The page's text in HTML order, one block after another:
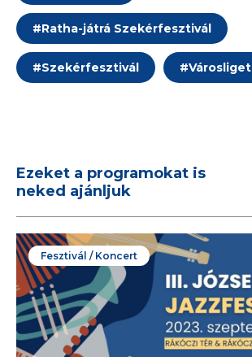
#Ratha-játrá Szekérfesztivál
#Szekérfesztivál #Városliget
Ezeket a programokat is
neked ajánljuk
Fesztivál / Koncert